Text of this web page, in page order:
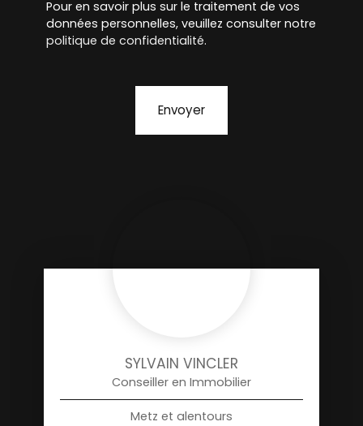
Pour en savoir plus sur le traitement de vos
données personnelles, veuillez consulter notre
politique de confidentialité.
Envoyer
SYLVAIN VINCLER
Conseiller en Immobilier
Metz et alentours